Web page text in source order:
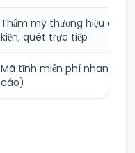
Thẩm mỹ thương hiệu cao
kiện; quét trực tiếp
Mã tĩnh miễn phí nhanh
cáo)